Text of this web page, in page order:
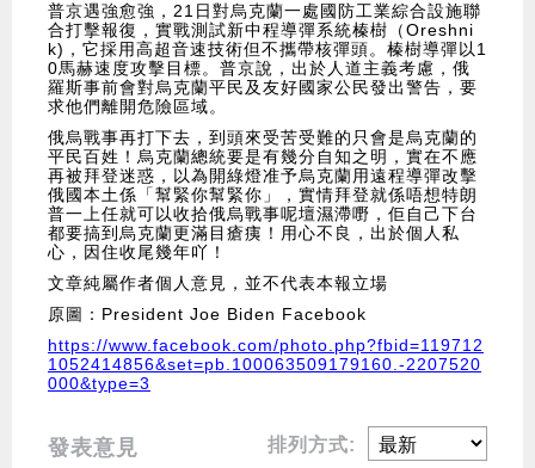
普京遇強愈強，21日對烏克蘭一處國防工業綜合設施聯
合打擊報復，實戰測試新中程導彈系統榛樹（Oreshni
k)，它採用高超音速技術但不攜帶核彈頭。榛樹導彈以1
0馬赫速度攻擊目標。普京說，出於人道主義考慮，俄
羅斯事前會對烏克蘭平民及友好國家公民發出警告，要
求他們離開危險區域。
俄烏戰事再打下去，到頭來受苦受難的只會是烏克蘭的
平民百姓！烏克蘭總統要是有幾分自知之明，實在不應
再被拜登迷惑，以為開綠燈准予烏克蘭用遠程導彈改擊
俄國本土係「幫緊你幫緊你」，實情拜登就係唔想特朗
普一上任就可以收拾俄烏戰事呢壇濕滯嘢，佢自己下台
都要搞到烏克蘭更滿目瘡痍！用心不良，出於個人私
心，因住收尾幾年吖！
文章純屬作者個人意見，並不代表本報立場
原圖：President Joe Biden Facebook
https://www.facebook.com/photo.php?fbid=119712
1052414856&set=pb.100063509179160.-2207520
000&type=3
發表意見 排列方式: